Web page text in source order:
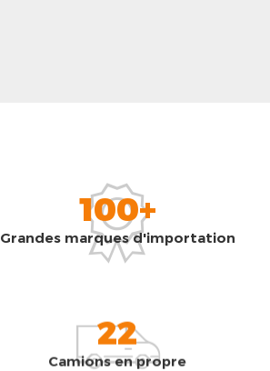
100+
Grandes marques d'importation
22
Camions en propre